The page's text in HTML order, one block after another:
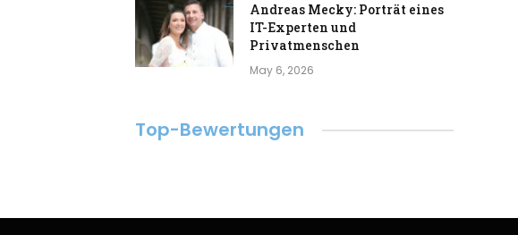
Andreas Mecky: Porträt eines
IT-Experten und
Privatmenschen
May 6, 2026
Top-Bewertungen